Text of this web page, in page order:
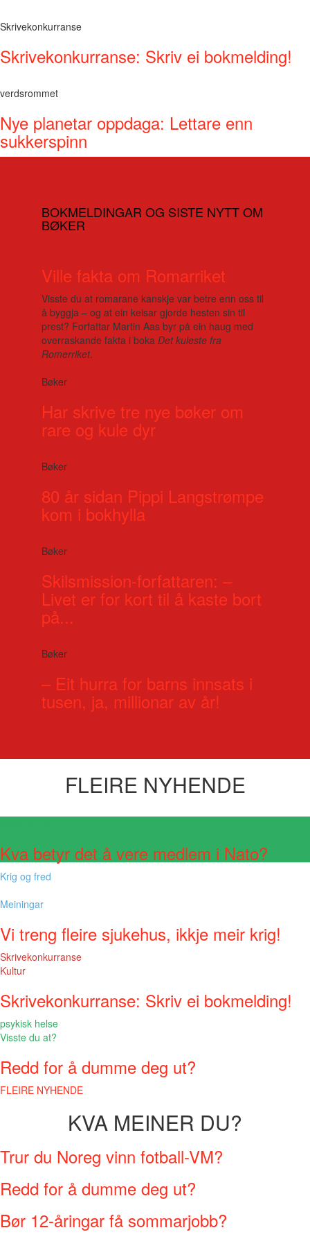
Skrivekonkurranse
Skrivekonkurranse: Skriv ei bokmelding!
verdsrommet
Nye planetar oppdaga: Lettare enn
sukkerspinn
BOKMELDINGAR OG SISTE NYTT OM
BØKER
Ville fakta om Romarriket
Visste du at romarane kanskje var betre enn oss til
å byggja – og at ein keisar gjorde hesten sin til
prest? Forfattar Martin Aas byr på ein haug med
overraskande fakta i boka Det kuleste fra
Romerriket.
Bøker
Har skrive tre nye bøker om
rare og kule dyr
Bøker
80 år sidan Pippi Langstrømpe
kom i bokhylla
Bøker
Skilsmission-forfattaren: –
Livet er for kort til å kaste bort
på...
Bøker
– Eit hurra for barns innsats i
tusen, ja, millionar av år!
FLEIRE NYHENDE
Kva betyr det å vere medlem i Nato?
Krig og fred
Meiningar
Vi treng fleire sjukehus, ikkje meir krig!
Skrivekonkurranse
Kultur
Skrivekonkurranse: Skriv ei bokmelding!
psykisk helse
Visste du at?
Redd for å dumme deg ut?
FLEIRE NYHENDE
KVA MEINER DU?
Trur du Noreg vinn fotball-VM?
Redd for å dumme deg ut?
Bør 12-åringar få sommarjobb?